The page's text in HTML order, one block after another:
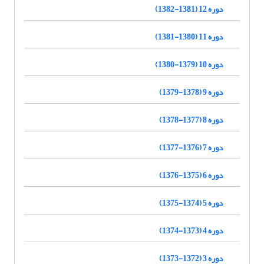
دوره 12 (1381-1382)
دوره 11 (1380-1381)
دوره 10 (1379-1380)
دوره 9 (1378-1379)
دوره 8 (1377-1378)
دوره 7 (1376-1377)
دوره 6 (1375-1376)
دوره 5 (1374-1375)
دوره 4 (1373-1374)
دوره 3 (1372-1373)